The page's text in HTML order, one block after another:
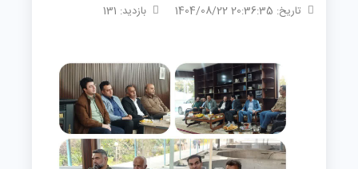
تاریخ: 20:36:35 1404/08/22 بازدید: 131